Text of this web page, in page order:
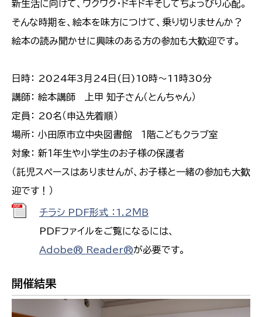
新生活に向けて、ワクワク・ドキドキそしてちょっぴり心配。
そんな時期を、絵本を味方につけて、乗り切りませんか？
絵本の読み聞かせに興味のある方の参加も大歓迎です。
日時： 2024年3月24日(日)10時～11時30分
講師： 絵本講師 上甲 知子さん（とんちゃん）
定員： 20名（申込先着順）
場所： 小田原市立中央図書館 １階こどもクラブ室
対象： 新１年生や小学生のお子様の保護者
（託児スペースはありませんが、お子様と一緒の参加も大歓
迎です！）
チラシ PDF形式 ：1.2ＭＢ
PDFファイルをご覧になるには、
Adobe® Reader®が必要です。
開催結果